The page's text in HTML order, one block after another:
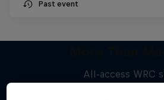
Past event
All-access WRC